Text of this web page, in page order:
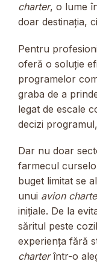
charter, o lume
doar destinația,
Pentru
oferă o soluție
programelor
graba de a
legat de escale
decizi
Dar nu doar
farmecul
buget limitat se
unui avion
inițiale. De la
săritul peste
experiența fără
charterîntr-o